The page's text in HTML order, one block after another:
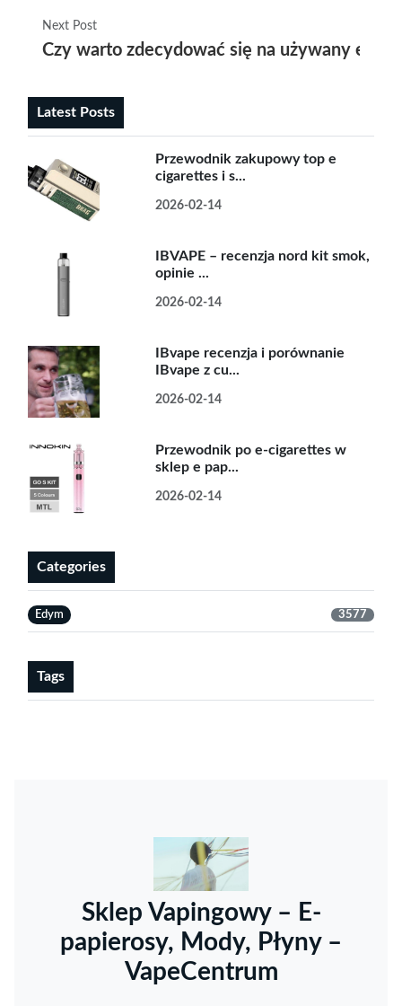
Next Post
Czy warto zdecydować się na używany e
Latest Posts
Przewodnik zakupowy top e
cigarettes i s...
2026-02-14
IBVAPE – recenzja nord kit smok,
opinie ...
2026-02-14
IBvape recenzja i porównanie
IBvape z cu...
2026-02-14
Przewodnik po e-cigarettes w
sklep e pap...
2026-02-14
Categories
Edym 3577
Tags
Sklep Vapingowy – E-
papierosy, Mody, Płyny –
VapeCentrum